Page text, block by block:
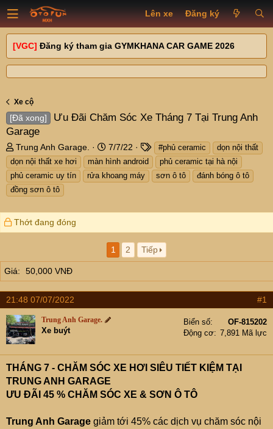
Lên xe Đăng ký
[VGC] Đăng ký tham gia GYMKHANA CAR GAME 2026
Xe cộ
[Đã xong]
Ưu Đãi Chăm Sóc Xe Tháng 7 Tại Trung Anh
Garage
T
h
r
e
a
t
t
e
Trung Anh Garage.
N
g
à
y
7/7/22
T
a
g
s
#phủ ceramic
dọn nội thất
dọn nội thất xe hơi
màn hình android
phủ ceramic tại hà nội
phủ ceramic uy tín
rửa khoang máy sơn ô tô
đánh bóng ô tô
đồng sơn ô tô
Thớt đang đóng
1 2 Tiếp
Giá 50,000 VNĐ
21:48 07/07/2022 #1
Trung Anh Garage.
Xe buýt
Biển số
OF-815202
Động cơ
7,891 Mã lực
THÁNG 7 - CHĂM SÓC XE HƠI SIÊU TIẾT KIỆM TẠI
TRUNG ANH GARAGE
ƯU ĐÃI 45 % CHĂM SÓC XE & SƠN Ô TÔ
Trung Anh Garage giảm tới 45% các dịch vụ chăm sóc nội